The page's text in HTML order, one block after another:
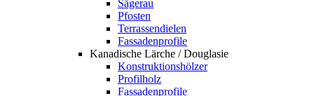
Sägerau
Pfosten
Terrassendielen
Fassadenprofile
Kanadische Lärche / Douglasie
Konstruktionshölzer
Profilholz
Fassadenprofile